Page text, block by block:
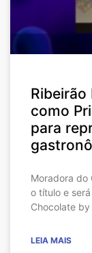
Ribeirão
como
para
Moradora do
o título e
Chocolate
LEIA MAIS